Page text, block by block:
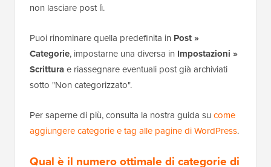
non lasciare post lì.
Puoi rinominare quella predefinita in Post »
Categorie, impostarne una diversa in Impostazioni »
Scritturae riassegnare eventuali post già archiviati
sotto "Non categorizzato".
Per saperne di più, consulta la nostra guida su come
aggiungere categorie e tag alle pagine di WordPress.
Qual è il numero ottimale di categorie di